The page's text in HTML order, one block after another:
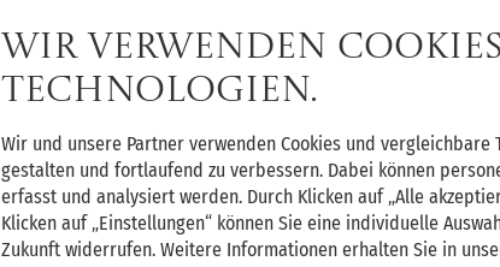
Bis
Siehe Nachricht
Wir verwenden
Technologien.
Wir und unsere Partner verwenden Cookies und vergleichbare
gestalten und fortlaufend zu verbessern. Dabei können
erfasst und analysiert werden. Durch Klicken auf „Alle
Klicken auf „Einstellungen“ können Sie eine individuelle
Zukunft widerrufen. Weitere Informationen erhalten Sie in